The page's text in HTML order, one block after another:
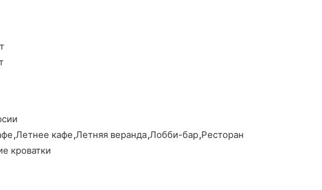
,Летнее кафе,Летняя веранда,Лобби-бар,Ресторан
кроватки